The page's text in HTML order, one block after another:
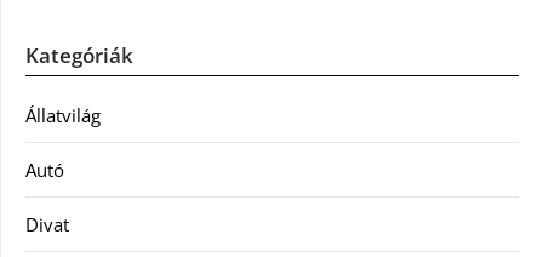
Kategóriák
Állatvilág
Autó
Divat